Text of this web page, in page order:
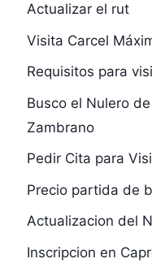
Actualizar el rut
Visita Carcel
Requisitos para
Busco el Nulero
Zambrano
Pedir Cita para
Precio partida de
Actualizacion del
Inscripcion en